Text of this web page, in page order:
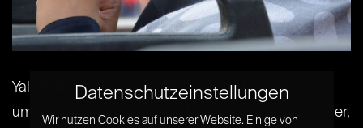
Yalla!! Nicht mehr und nicht weniger braucht man,
um auf Arabisch zu sagen: Mach doch mal schneller,
Datenschutzeinstellungen
Wir nutzen Cookies auf unserer Website. Einige von